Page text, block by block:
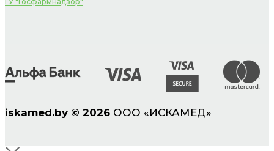
iskamed.by © 2026 ООО «ИСКАМЕД»